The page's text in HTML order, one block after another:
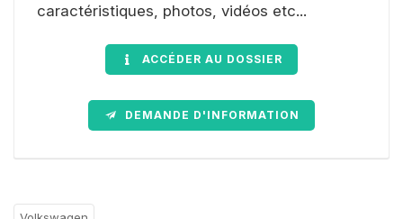
caractéristiques, photos, vidéos etc...
ACCÉDER AU DOSSIER
DEMANDE D'INFORMATION